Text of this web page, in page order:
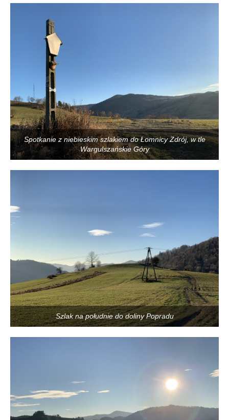
Spotkanie z niebieskim szlakiem do Łomnicy Zdrój, w tle
Wargulszańskie Góry
Szlak na południe do doliny Popradu